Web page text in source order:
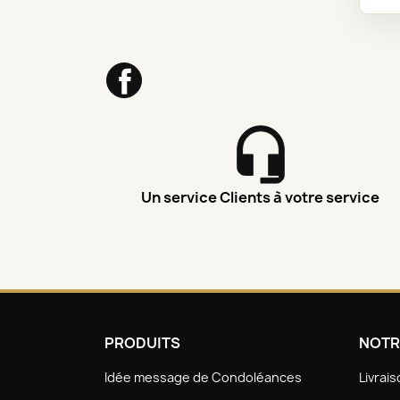
Facebook
Un service Clients à votre service
PRODUITS
Idée message de Condoléances